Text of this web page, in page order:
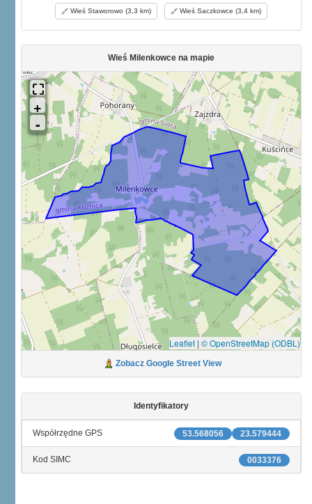
Wieś Staworowo (3,3 km) Wieś Saczkowce (3,4 km)
Wieś Milenkowce na mapie
Leaflet | © OpenStreetMap (ODBL)
Zobacz Google Street View
Identyfikatory
23.579444
53.568056
Współrzędne GPS
0033376
Kod SIMC